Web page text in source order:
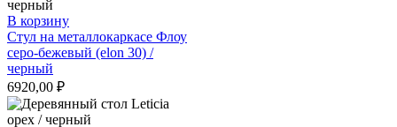
В корзину
Стул на металлокаркасе Флоу
серо-бежевый (elon 30) /
черный
6920,00 ₽